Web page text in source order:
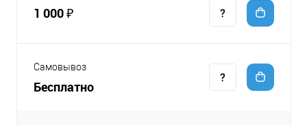
1 000 ₽
Самовывоз
Бесплатно